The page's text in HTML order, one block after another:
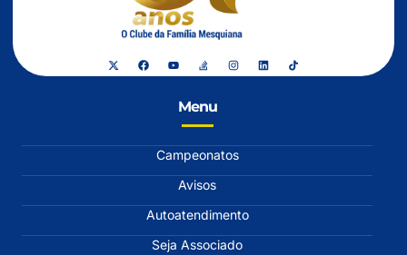
Menu
Campeonatos
Avisos
Autoatendimento
Seja Associado